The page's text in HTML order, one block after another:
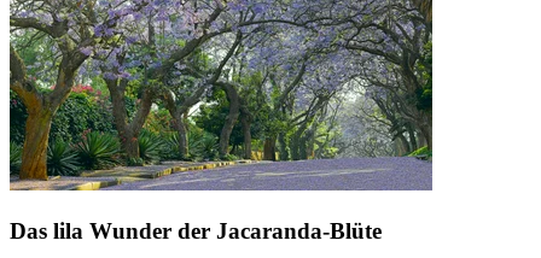
Das lila Wunder der Jacaranda-Blüte